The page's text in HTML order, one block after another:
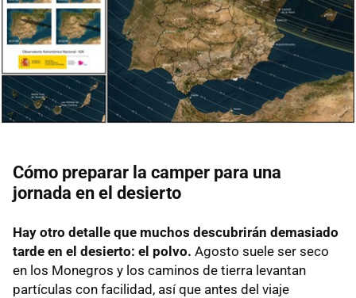
Cómo preparar la camper para una
jornada en el desierto
Hay otro detalle que muchos descubrirán demasiado
tarde en el desierto: el polvo. Agosto suele ser seco
en los Monegros y los caminos de tierra levantan
partículas con facilidad, así que antes del viaje